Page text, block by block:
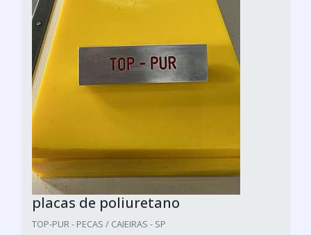
placas de poliuretano
TOP-PUR - PECAS / CAIEIRAS - SP